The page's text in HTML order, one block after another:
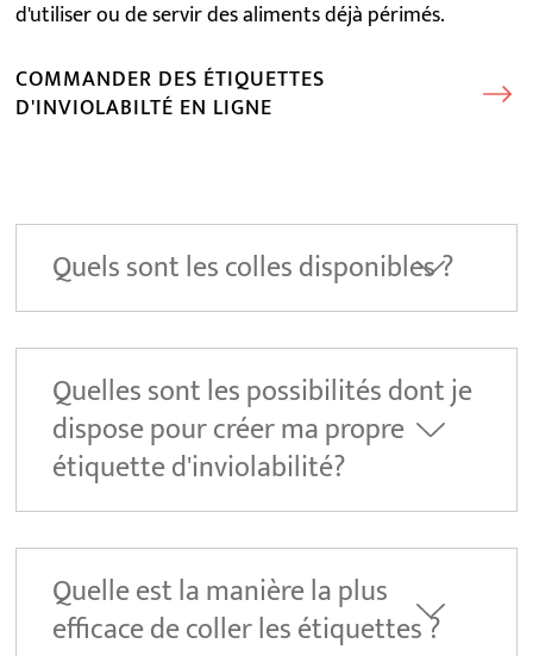
d'utiliser ou de servir des aliments déjà périmés.
COMMANDER DES ÉTIQUETTES
D'INVIOLABILTÉ EN LIGNE
Quels sont les colles disponibles ?
Quelles sont les possibilités dont je
dispose pour créer ma propre
étiquette d'inviolabilité?
Quelle est la manière la plus
efficace de coller les étiquettes ?